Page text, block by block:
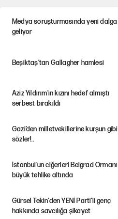
Medya soruşturmasında yeni dalga
geliyor
Beşiktaş’tan Gallagher hamlesi
Aziz Yıldırım'ın kızını hedef almıştı
serbest bırakıldı
Gazi’den milletvekillerine kurşun gibi
sözler!..
İstanbul’un ciğerleri Belgrad Ormanı
büyük tehlike altında
Gürsel Tekin'den YENİ Parti’li genç
hakkında savcılığa şikayet